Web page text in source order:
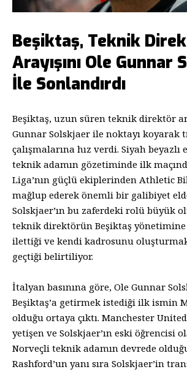
Beşiktaş, Teknik
Arayışını Ole Gunnar
İle Sonlandırdı
Beşiktaş, uzun süren teknik direktör
Gunnar Solskjaer ile noktayı koyarak
çalışmalarına hız verdi. Siyah beyazlı
teknik adamın gözetiminde ilk
Liga’nın güçlü ekiplerinden Athletic
mağlup ederek önemli bir galibiyet
Solskjaer’ın bu zaferdeki rolü büyük
teknik direktörün Beşiktaş
ilettiği ve kendi kadrosunu
geçtiği belirtiliyor.
İtalyan basınına göre, Ole Gunnar
Beşiktaş’a getirmek istediği ilk ismin
olduğu ortaya çıktı. Manchester
yetişen ve Solskjaer’ın eski öğrencisi
Norveçli teknik adamın devrede
Rashford’un yanı sıra Solskjaer’in